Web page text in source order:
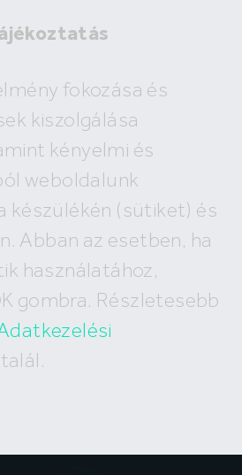
fokozása és
kiszolgálása
kényelmi és
weboldalunk
készülékén (sütiket) és
Abban az esetben, ha
használatához,
gombra. Részletesebb
talál.
ingatlan már nem
adatbázisunkban!
Hívj minket
550 5566
Írj nekünk